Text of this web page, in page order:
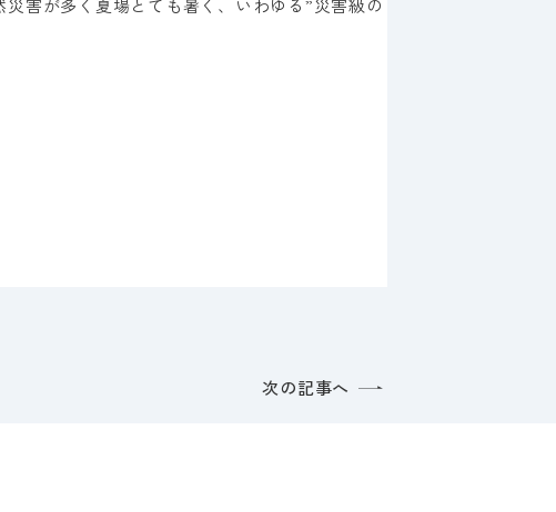
害が多く夏場とても暑く、いわゆる”災害級の
次の記事へ